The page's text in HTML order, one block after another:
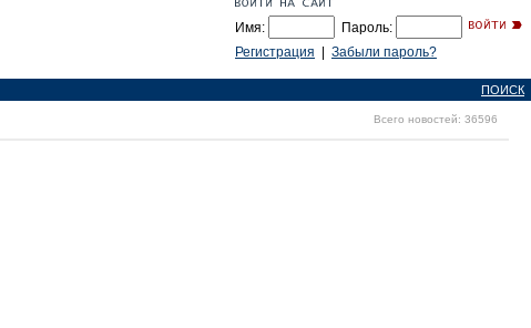
Имя:
Пароль:
Регистрация
Забыли пароль?
ПОИСК
Всего новостей: 36596